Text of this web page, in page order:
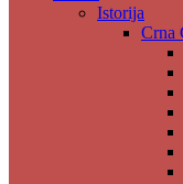
Istorija
Crna